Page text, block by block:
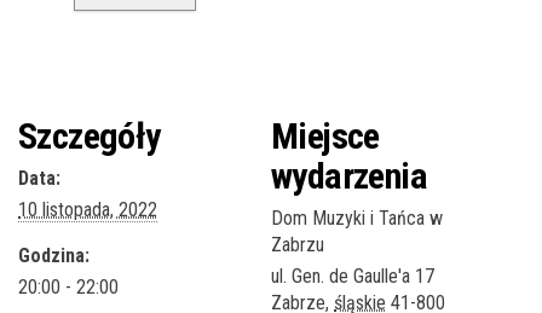
Szczegóły
Data:
10 listopada, 2022
Godzina:
20:00 - 22:00
Miejsce
wydarzenia
Dom Muzyki i Tańca w
Zabrzu
ul. Gen. de Gaulle'a 17
Zabrze, śląskie 41-800